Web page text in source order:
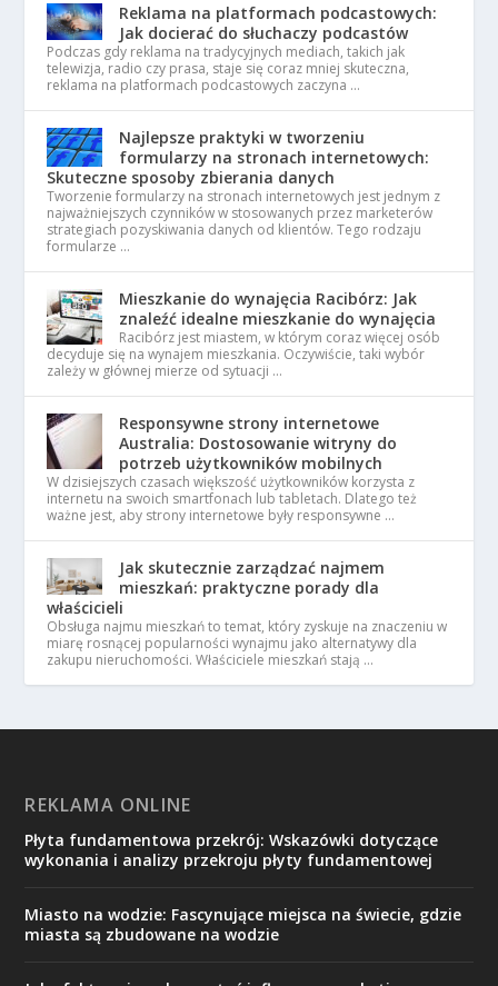
Reklama na platformach podcastowych:
Jak docierać do słuchaczy podcastów
Podczas gdy reklama na tradycyjnych mediach, takich jak
telewizja, radio czy prasa, staje się coraz mniej skuteczna,
reklama na platformach podcastowych zaczyna …
Najlepsze praktyki w tworzeniu
formularzy na stronach internetowych:
Skuteczne sposoby zbierania danych
Tworzenie formularzy na stronach internetowych jest jednym z
najważniejszych czynników w stosowanych przez marketerów
strategiach pozyskiwania danych od klientów. Tego rodzaju
formularze …
Mieszkanie do wynajęcia Racibórz: Jak
znaleźć idealne mieszkanie do wynajęcia
Racibórz jest miastem, w którym coraz więcej osób
decyduje się na wynajem mieszkania. Oczywiście, taki wybór
zależy w głównej mierze od sytuacji …
Responsywne strony internetowe
Australia: Dostosowanie witryny do
potrzeb użytkowników mobilnych
W dzisiejszych czasach większość użytkowników korzysta z
internetu na swoich smartfonach lub tabletach. Dlatego też
ważne jest, aby strony internetowe były responsywne …
Jak skutecznie zarządzać najmem
mieszkań: praktyczne porady dla
właścicieli
Obsługa najmu mieszkań to temat, który zyskuje na znaczeniu w
miarę rosnącej popularności wynajmu jako alternatywy dla
zakupu nieruchomości. Właściciele mieszkań stają …
REKLAMA ONLINE
Płyta fundamentowa przekrój: Wskazówki dotyczące
wykonania i analizy przekroju płyty fundamentowej
Miasto na wodzie: Fascynujące miejsca na świecie, gdzie
miasta są zbudowane na wodzie